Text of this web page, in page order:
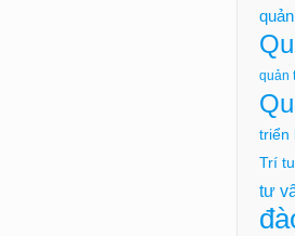
quản
triển
Trí
tư